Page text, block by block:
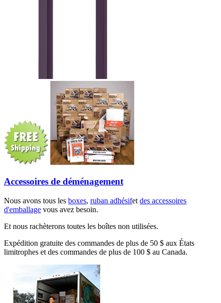
Accessoires de déménagement
Nous avons tous les boxes, ruban adhésifet des accessoires
d'emballage vous avez besoin.
Et nous rachèterons toutes les boîtes non utilisées.
Expédition gratuite des commandes de plus de 50 $ aux États
limitrophes et des commandes de plus de 100 $ au Canada.